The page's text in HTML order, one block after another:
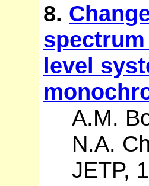
8.
level
A.M.
N.A.
JETP,